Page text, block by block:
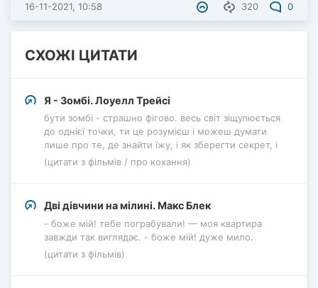
320 0
16-11-2021, 10:58
СХОЖІ ЦИТАТИ
Я - Зомбі. Лоуелл Трейсі
бути зомбі - страшно фігово. весь світ зіщулюється
до однієї точки, ти це розумієш і можеш думати
лише про те, де знайти їжу, і як зберегти секрет, і
(цитати з фільмів / про кохання)
Дві дівчини на мілині. Макс Блек
- боже мій! тебе пограбували! — моя квартира
завжди так виглядає. - боже мій! дуже мило.
(цитати з фільмів)